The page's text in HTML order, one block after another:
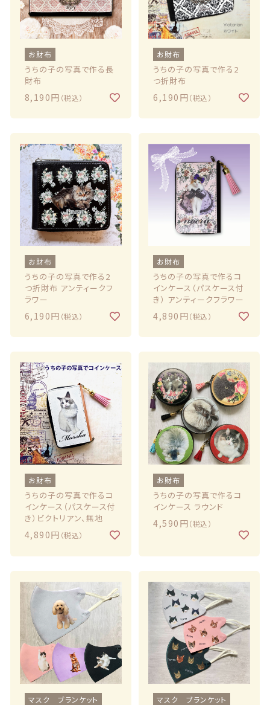
お財布
うちの子の写真で作る長
財布
8,190円 （税込）
お財布
うちの子の写真で作る2
つ折財布
6,190円（税込）
お財布
うちの子の写真で作る2
つ折財布 アンティークフ
ラワー
6,190円 （税込）
お財布
うちの子の写真で作るコ
インケース（パスケース付
き） アンティークフラワー
4,890円（税込）
お財布
うちの子の写真で作るコ
インケース（パスケース付
き）ビクトリアン、無地
4,890円 （税込）
お財布
うちの子の写真で作るコ
インケース ラウンド
4,590円（税込）
マスク ブランケット マスク ブランケット